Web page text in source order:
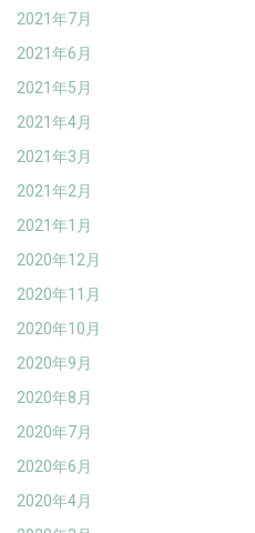
2021年7月
2021年6月
2021年5月
2021年4月
2021年3月
2021年2月
2021年1月
2020年12月
2020年11月
2020年10月
2020年9月
2020年8月
2020年7月
2020年6月
2020年4月